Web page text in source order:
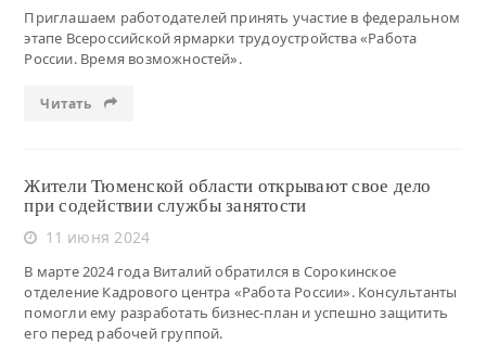
Приглашаем работодателей принять участие в федеральном
этапе Всероссийской ярмарки трудоустройства «Работа
России. Время возможностей».
Читать
Жители Тюменской области открывают свое дело
при содействии службы занятости
11 июня 2024
В марте 2024 года Виталий обратился в Сорокинское
отделение Кадрового центра «Работа России». Консультанты
помогли ему разработать бизнес-план и успешно защитить
его перед рабочей группой.